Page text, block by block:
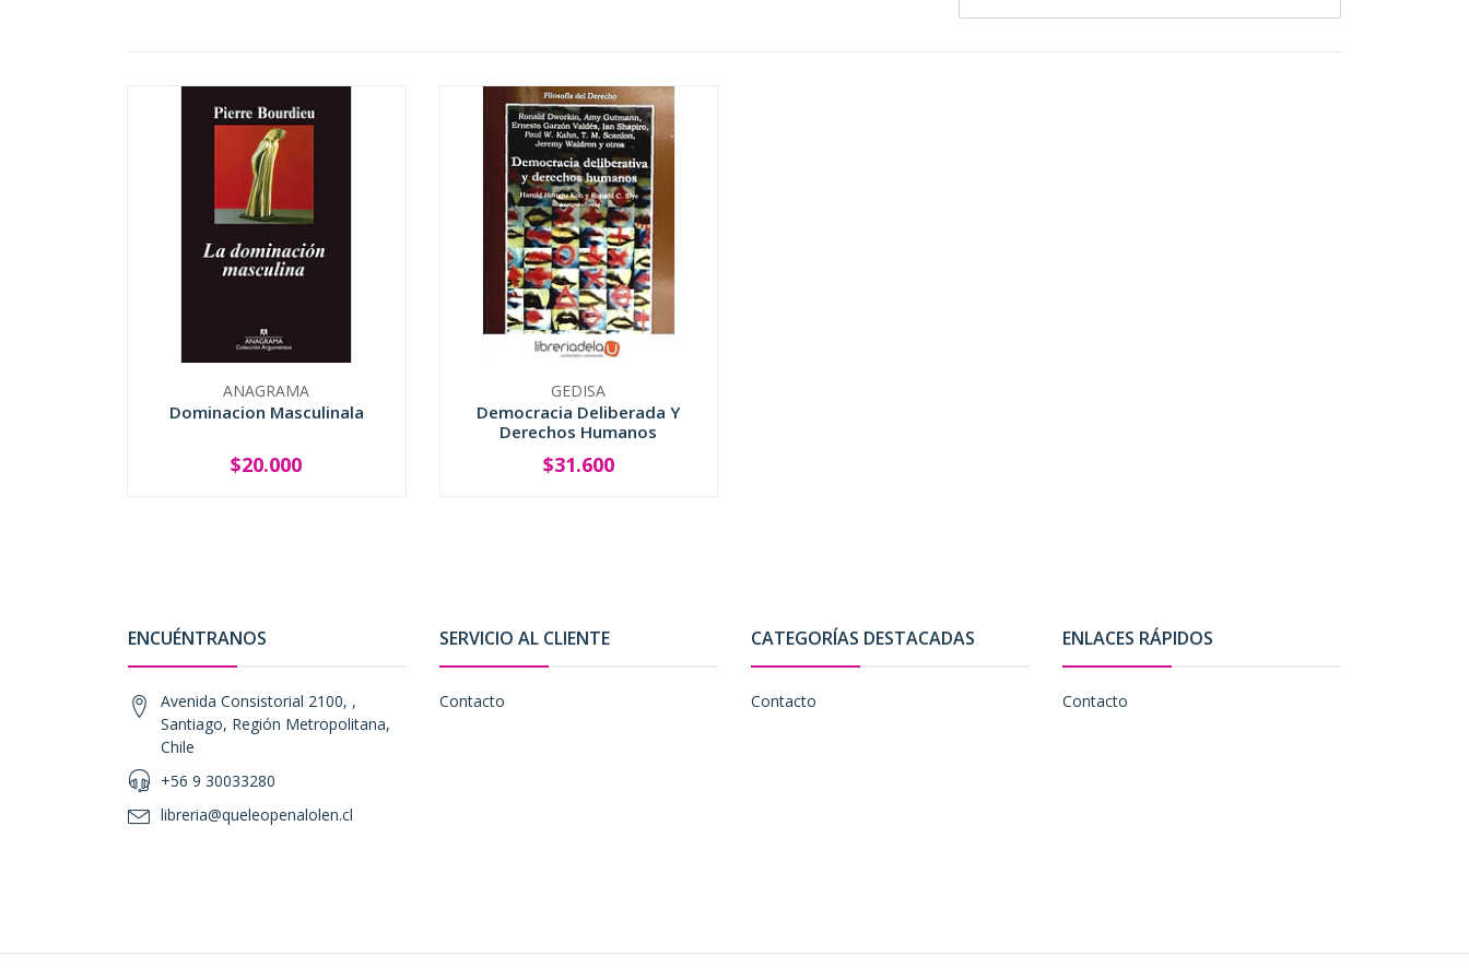
ANAGRAMA
Dominacion Masculinala
+
$20.000
GEDISA
Democracia Deliberada Y
Derechos Humanos
+
$31.600
ENCUÉNTRANOS
Avenida Consistorial 2100, ,
Santiago, Región Metropolitana,
Chile
+56 9 30033280
libreria@queleopenalolen.cl
SERVICIO AL CLIENTE
Contacto
CATEGORÍAS DESTACADAS
Contacto
ENLACES RÁPIDOS
Contacto